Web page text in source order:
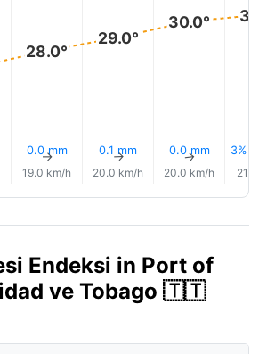
28.0°
0.0 mm
↑
19.0 km/h
29.0°
0.1 mm
↑
20.0 km/h
30.0°
0.0 mm
↑
20.0 km/h
3%
21.0
Endeksi in Port of
ve Tobago 🇹🇹